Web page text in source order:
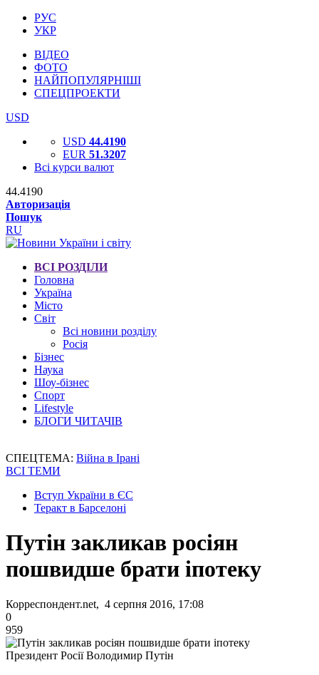
РУС
УКР
ВІДЕО
ФОТО
НАЙПОПУЛЯРНІШІ
СПЕЦПРОЕКТИ
USD
USD 44.4190
EUR 51.3207
Всі курси валют
44.4190
Авторизація
Пошук
RU
ВСІ РОЗДІЛИ
Головна
Україна
Місто
Світ
Всі новини розділу
Росія
Бізнес
Наука
Шоу-бізнес
Спорт
Lifestyle
БЛОГИ ЧИТАЧІВ
СПЕЦТЕМА: Війна в Ірані
ВСІ ТЕМИ
Вступ України в ЄС
Теракт в Барселоні
Путін закликав росіян
пошвидше брати іпотеку
Корреспондент.net, 4 серпня 2016, 17:08
0
959
Президент Росії Володимир Путін